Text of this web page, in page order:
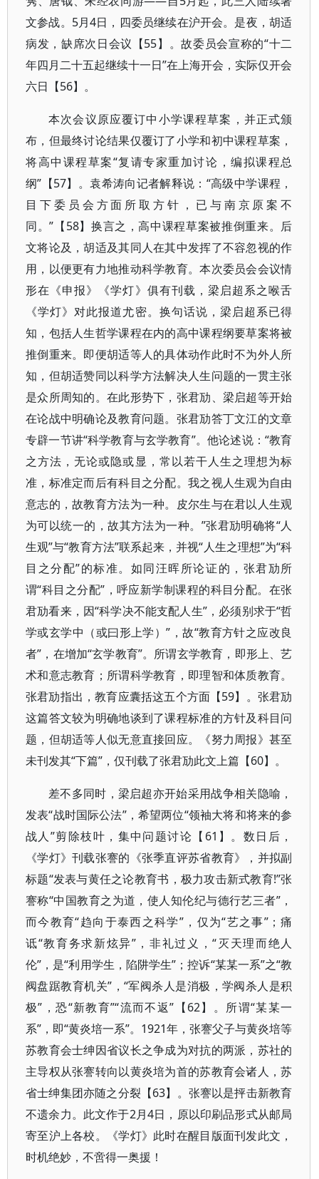
文参战。5月4日，四委员继续在沪开会。是夜，胡适
病发，缺席次日会议【55】。故委员会宣称的“十二
年四月二十五起继续十一日”在上海开会，实际仅开会
六日【56】。
本次会议原应覆订中小学课程草案，并正式颁
布，但最终讨论结果仅覆订了小学和初中课程草案，
将高中课程草案“复请专家重加讨论，编拟课程总
纲”【57】。袁希涛向记者解释说：“高级中学课程，
目下委员会方面所取方针，已与南京原案不
同。”【58】换言之，高中课程草案被推倒重来。后
文将论及，胡适及其同人在其中发挥了不容忽视的作
用，以便更有力地推动科学教育。本次委员会会议情
形在《申报》《学灯》俱有刊载，梁启超系之喉舌
《学灯》对此报道尤密。换句话说，梁启超系已得
知，包括人生哲学课程在内的高中课程纲要草案将被
推倒重来。即便胡适等人的具体动作此时不为外人所
知，但胡适赞同以科学方法解决人生问题的一贯主张
是众所周知的。在此形势下，张君劢、梁启超等开始
在论战中明确论及教育问题。张君劢答丁文江的文章
专辟一节讲“科学教育与玄学教育”。他论述说：“教育
之方法，无论或隐或显，常以若干人生之理想为标
准，标准定而后有科目之分配。我之视人生观为自由
意志的，故教育方法为一种。皮尔生与在君以人生观
为可以统一的，故其方法为一种。”张君劢明确将“人
生观”与“教育方法”联系起来，并视“人生之理想”为“科
目之分配”的标准。如同汪晖所论证的，张君劢所
谓“科目之分配”，呼应新学制课程的科目分配。在张
君劢看来，因“科学决不能支配人生”，必须别求于“哲
学或玄学中（或曰形上学）”，故“教育方针之应改良
者”，在增加“玄学教育”。所谓玄学教育，即形上、艺
术和意志教育；所谓科学教育，即理智和体质教育。
张君劢指出，教育应囊括这五个方面【59】。张君劢
这篇答文较为明确地谈到了课程标准的方针及科目问
题，但胡适等人似无意直接回应。《努力周报》甚至
未刊发其“下篇”，仅刊载了张君劢此文上篇【60】。
差不多同时，梁启超亦开始采用战争相关隐喻，
发表“战时国际公法”，希望两位“领袖大将和将来的参
战人”剪除枝叶，集中问题讨论【61】。数日后，
《学灯》刊载张謇的《张季直评苏省教育》，并拟副
标题“发表与黄任之论教育书，极力攻击新式教育!”张
謇称“中国教育之为道，使人知伦纪与德行艺三者”，
而今教育“趋向于泰西之科学”，仅为“艺之事”；痛
诋“教育务求新炫异”，非礼过义，“灭天理而绝人
伦”，是“利用学生，陷阱学生”；控诉“某某一系”之“教
阀盘踞教育机关”，“军阀杀人是消极，学阀杀人是积
极”，恐“新教育”“流而不返”【62】。所谓“某某一
系”，即“黄炎培一系”。1921年，张謇父子与黄炎培等
苏教育会士绅因省议长之争成为对抗的两派，苏社的
主导权从张謇转向以黄炎培为首的苏教育会诸人，苏
省士绅集团亦随之分裂【63】。张謇以是抨击新教育
不遗余力。此文作于2月4日，原以印刷品形式从邮局
寄至沪上各校。《学灯》此时在醒目版面刊发此文，
时机绝妙，不啻得一奥援！